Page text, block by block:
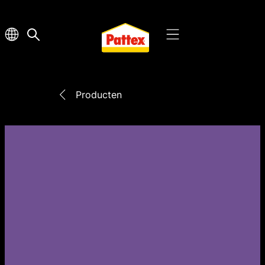
Producten